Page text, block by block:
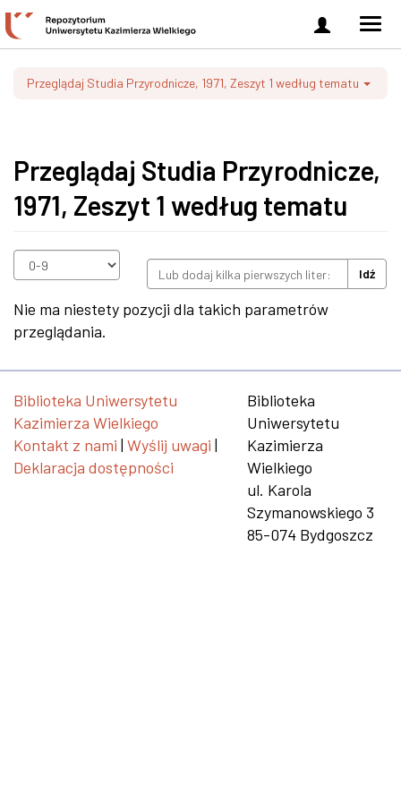
Zaloguj
się
Przeglądaj Studia Przyrodnicze, 1971, Zeszyt 1 według tematu
Przeglądaj Studia Przyrodnicze,
1971, Zeszyt 1 według tematu
Idź
Nie ma niestety pozycji dla takich parametrów
przeglądania.
Biblioteka Uniwersytetu
Kazimierza Wielkiego
Kontakt z nami | Wyślij uwagi |
Deklaracja dostępności
Biblioteka
Uniwersytetu
Kazimierza
Wielkiego
ul. Karola
Szymanowskiego 3
85-074 Bydgoszcz